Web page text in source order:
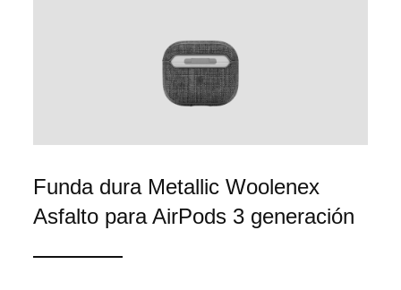
Funda dura Metallic Woolenex
Asfalto para AirPods 3 generación